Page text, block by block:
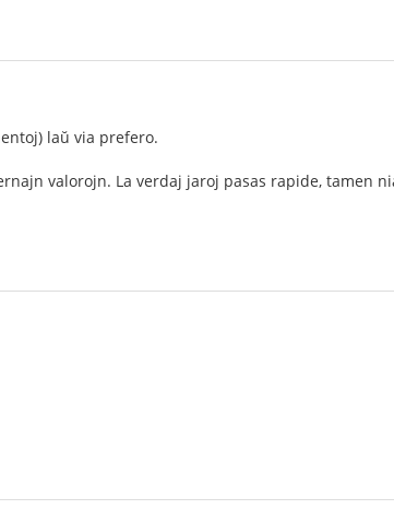
laŭ via prefero.
valorojn. La verdaj jaroj pasas rapide, tamen